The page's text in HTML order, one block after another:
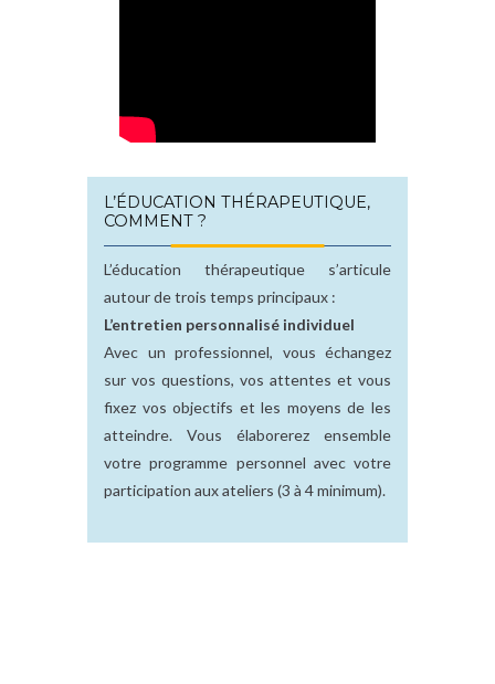
L’ÉDUCATION THÉRAPEUTIQUE,
COMMENT ?
L’éducation thérapeutique s’articule
autour de trois temps principaux :
L’entretien personnalisé individuel
Avec un professionnel, vous échangez
sur vos questions, vos attentes et vous
fixez vos objectifs et les moyens de les
atteindre. Vous élaborerez ensemble
votre programme personnel avec votre
participation aux ateliers (3 à 4 minimum).